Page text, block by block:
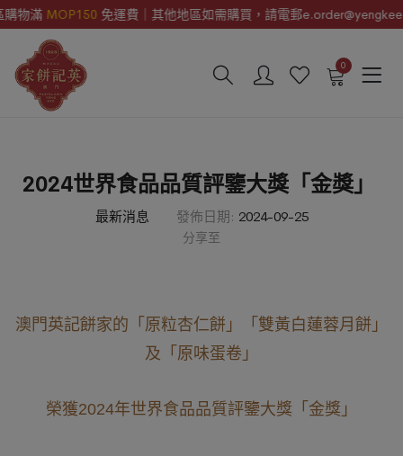
滿MOP150免運費｜其他地區如需購買，請電郵
0
2024世界食品品質評鑒大獎「金獎」
最新消息 發佈日期: 2024-09-25
分享至
澳門英記餅家的「原粒杏仁餅」
「雙黃白蓮蓉月餅」
及「原味蛋卷」
榮獲2024年世界食品品質評鑒大獎「金獎」